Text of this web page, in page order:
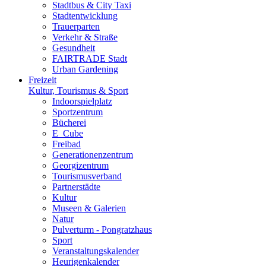
Stadtbus & City Taxi
Stadtentwicklung
Trauerparten
Verkehr & Straße
Gesundheit
FAIRTRADE Stadt
Urban Gardening
Freizeit
Kultur, Tourismus & Sport
Indoorspielplatz
Sportzentrum
Bücherei
E_Cube
Freibad
Generationenzentrum
Georgizentrum
Tourismusverband
Partnerstädte
Kultur
Museen & Galerien
Natur
Pulverturm - Pongratzhaus
Sport
Veranstaltungskalender
Heurigenkalender